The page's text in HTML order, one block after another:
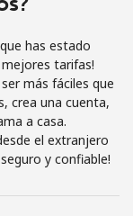
has estado
tarifas!
más fáciles que
crea una cuenta,
a casa.
el extranjero
y confiable!